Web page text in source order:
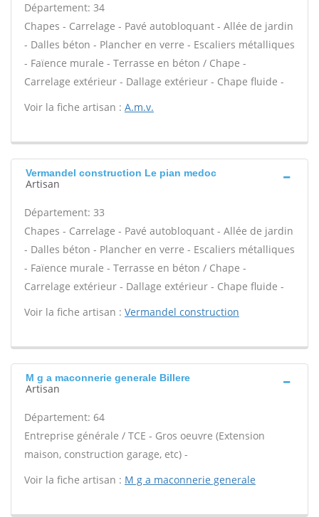
Département: 34
Chapes - Carrelage - Pavé autobloquant - Allée de jardin
- Dalles béton - Plancher en verre - Escaliers métalliques
- Faïence murale - Terrasse en béton / Chape -
Carrelage extérieur - Dallage extérieur - Chape fluide -
Voir la fiche artisan : A.m.v.
Vermandel construction Le pian medoc
Artisan
Département: 33
Chapes - Carrelage - Pavé autobloquant - Allée de jardin
- Dalles béton - Plancher en verre - Escaliers métalliques
- Faïence murale - Terrasse en béton / Chape -
Carrelage extérieur - Dallage extérieur - Chape fluide -
Voir la fiche artisan : Vermandel construction
M g a maconnerie generale Billere
Artisan
Département: 64
Entreprise générale / TCE - Gros oeuvre (Extension
maison, construction garage, etc) -
Voir la fiche artisan : M g a maconnerie generale